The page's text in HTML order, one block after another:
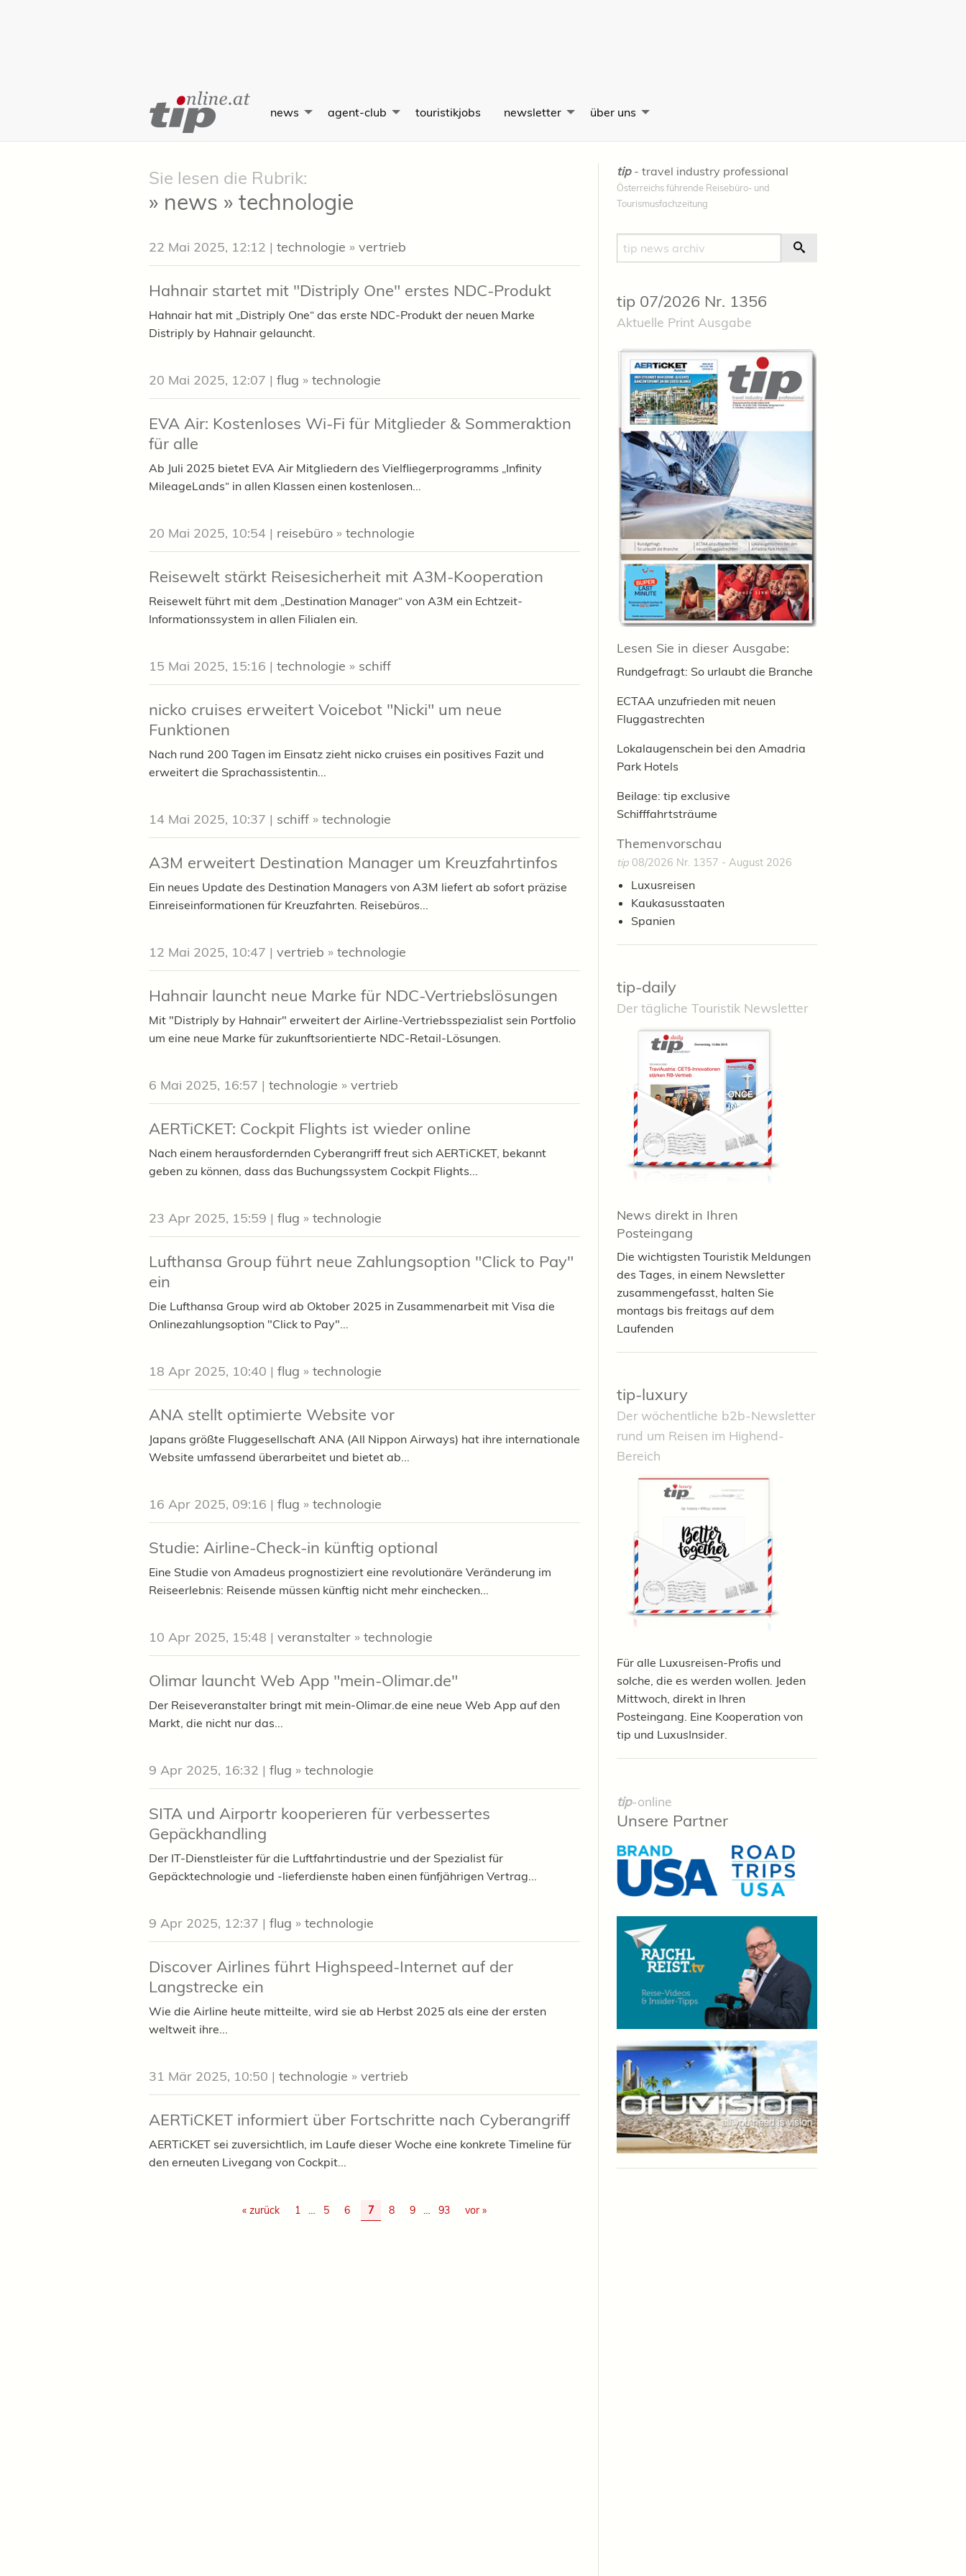
Content
news agent-club touristikjobs newsletter über uns
Sie lesen die Rubrik:
» news » technologie
22 Mai 2025, 12:12 | technologie » vertrieb
Hahnair startet mit "Distriply One" erstes NDC-Produkt
Hahnair hat mit „Distriply One“ das erste NDC-Produkt der neuen Marke
Distriply by Hahnair gelauncht.
20 Mai 2025, 12:07 | flug » technologie
EVA Air: Kostenloses Wi-Fi für Mitglieder & Sommeraktion
für alle
Ab Juli 2025 bietet EVA Air Mitgliedern des Vielfliegerprogramms „Infinity
MileageLands“ in allen Klassen einen kostenlosen...
20 Mai 2025, 10:54 | reisebüro » technologie
Reisewelt stärkt Reisesicherheit mit A3M-Kooperation
Reisewelt führt mit dem „Destination Manager“ von A3M ein Echtzeit-
Informationssystem in allen Filialen ein.
15 Mai 2025, 15:16 | technologie » schiff
nicko cruises erweitert Voicebot "Nicki" um neue
Funktionen
Nach rund 200 Tagen im Einsatz zieht nicko cruises ein positives Fazit und
erweitert die Sprachassistentin...
14 Mai 2025, 10:37 | schiff » technologie
A3M erweitert Destination Manager um Kreuzfahrtinfos
Ein neues Update des Destination Managers von A3M liefert ab sofort präzise
Einreiseinformationen für Kreuzfahrten. Reisebüros...
12 Mai 2025, 10:47 | vertrieb » technologie
Hahnair launcht neue Marke für NDC-Vertriebslösungen
Mit "Distriply by Hahnair" erweitert der Airline-Vertriebsspezialist sein Portfolio
um eine neue Marke für zukunftsorientierte NDC-Retail-Lösungen.
6 Mai 2025, 16:57 | technologie » vertrieb
AERTiCKET: Cockpit Flights ist wieder online
Nach einem herausfordernden Cyberangriff freut sich AERTiCKET, bekannt
geben zu können, dass das Buchungssystem Cockpit Flights...
23 Apr 2025, 15:59 | flug » technologie
Lufthansa Group führt neue Zahlungsoption "Click to Pay"
ein
Die Lufthansa Group wird ab Oktober 2025 in Zusammenarbeit mit Visa die
Onlinezahlungsoption "Click to Pay"...
18 Apr 2025, 10:40 | flug » technologie
ANA stellt optimierte Website vor
Japans größte Fluggesellschaft ANA (All Nippon Airways) hat ihre internationale
Website umfassend überarbeitet und bietet ab...
16 Apr 2025, 09:16 | flug » technologie
Studie: Airline-Check-in künftig optional
Eine Studie von Amadeus prognostiziert eine revolutionäre Veränderung im
Reiseerlebnis: Reisende müssen künftig nicht mehr einchecken...
10 Apr 2025, 15:48 | veranstalter » technologie
Olimar launcht Web App "mein-Olimar.de"
Der Reiseveranstalter bringt mit mein-Olimar.de eine neue Web App auf den
Markt, die nicht nur das...
9 Apr 2025, 16:32 | flug » technologie
SITA und Airportr kooperieren für verbessertes
Gepäckhandling
Der IT-Dienstleister für die Luftfahrtindustrie und der Spezialist für
Gepäcktechnologie und -lieferdienste haben einen fünfjährigen Vertrag...
9 Apr 2025, 12:37 | flug » technologie
Discover Airlines führt Highspeed-Internet auf der
Langstrecke ein
Wie die Airline heute mitteilte, wird sie ab Herbst 2025 als eine der ersten
weltweit ihre...
31 Mär 2025, 10:50 | technologie » vertrieb
AERTiCKET informiert über Fortschritte nach Cyberangriff
AERTiCKET sei zuversichtlich, im Laufe dieser Woche eine konkrete Timeline für
den erneuten Livegang von Cockpit...
« zurück 1 … 5 6 7 8 9 … 93 vor »
tip- travel industry professional
Österreichs führende Reisebüro- und
Tourismusfachzeitung
Suche
tip 07/2026 Nr. 1356
Aktuelle Print Ausgabe
Lesen Sie in dieser Ausgabe:
Rundgefragt: So urlaubt die Branche
ECTAA unzufrieden mit neuen
Fluggastrechten
Lokalaugenschein bei den Amadria
Park Hotels
Beilage: tip exclusive
Schifffahrtsträume
Themenvorschau
tip 08/2026 Nr. 1357 - August 2026
Luxusreisen
Kaukasusstaaten
Spanien
tip-daily
Der tägliche Touristik Newsletter
News direkt in Ihren
Posteingang
Die wichtigsten Touristik Meldungen
des Tages, in einem Newsletter
zusammengefasst, halten Sie
montags bis freitags auf dem
Laufenden
tip-luxury
Der wöchentliche b2b-Newsletter
rund um Reisen im Highend-
Bereich
Für alle Luxusreisen-Profis und
solche, die es werden wollen. Jeden
Mittwoch, direkt in Ihren
Posteingang. Eine Kooperation von
tip und LuxusInsider.
tip-online
Unsere Partner